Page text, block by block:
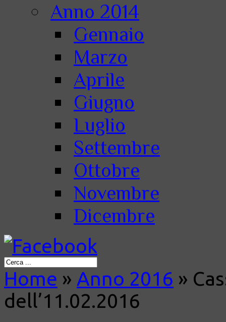
Anno 2014
Gennaio
Marzo
Aprile
Giugno
Luglio
Settembre
Ottobre
Novembre
Dicembre
Home » Anno 2016 »
dell’11.02.2016